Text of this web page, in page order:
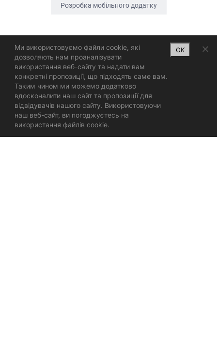
Розробка мобільного додатку
Ми використовуємо файли cookie, які
дозволяють нам проаналізувати
використання веб-сайту та надати вам
конкретні пропозиції, що підходять саме вам.
Таким чином ми можемо додатково
вдосконалити наш сайт та пропозиції для
відвідувачів нашого сайту. Використовуючи
наш веб-сайт, ви погоджуєтесь на
використання файлів cookie.
OK